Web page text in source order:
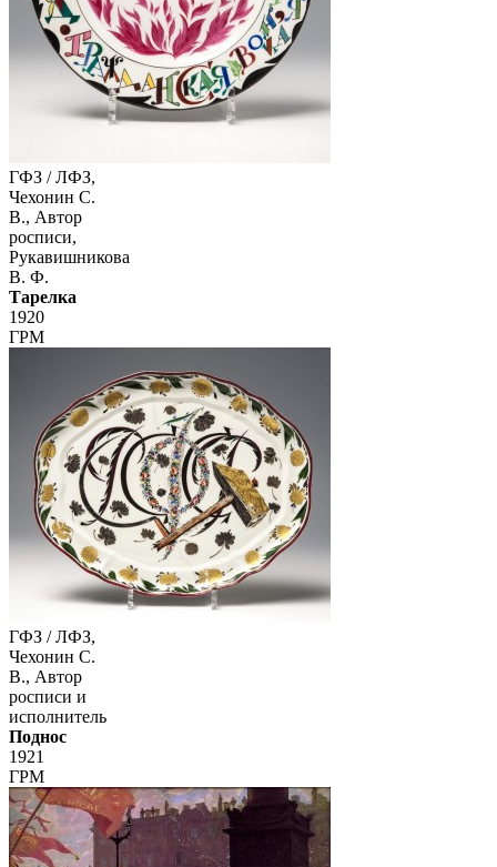
ГФЗ / ЛФЗ,
Чехонин С.
В., Автор
росписи,
Рукавишникова
В. Ф.
Тарелка
1920
ГРМ
ГФЗ / ЛФЗ,
Чехонин С.
В., Автор
росписи и
исполнитель
Поднос
1921
ГРМ